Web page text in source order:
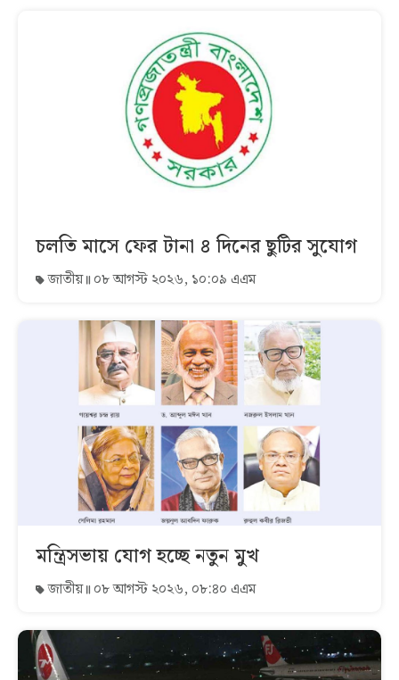
চলতি মাসে ফের টানা ৪ দিনের ছুটির সুযোগ
জাতীয় ০৮ আগস্ট ২০২৬, ১০:০৯ এএম
মন্ত্রিসভায় যোগ হচ্ছে নতুন মুখ
জাতীয় ০৮ আগস্ট ২০২৬, ০৮:৪০ এএম